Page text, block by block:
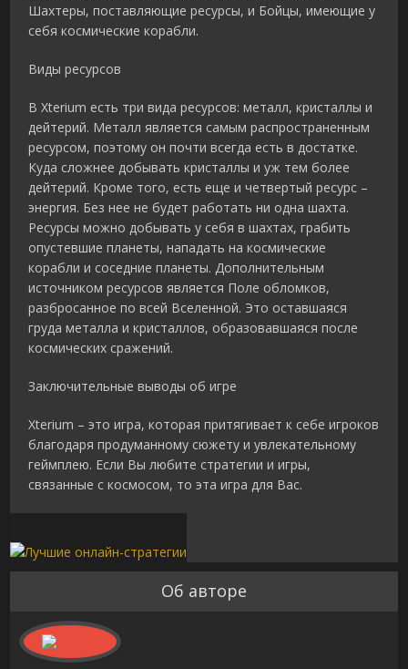
Шахтеры, поставляющие ресурсы, и Бойцы, имеющие у
себя космические корабли.
Виды ресурсов
В Xterium есть три вида ресурсов: металл, кристаллы и
дейтерий. Металл является самым распространенным
ресурсом, поэтому он почти всегда есть в достатке.
Куда сложнее добывать кристаллы и уж тем более
дейтерий. Кроме того, есть еще и четвертый ресурс –
энергия. Без нее не будет работать ни одна шахта.
Ресурсы можно добывать у себя в шахтах, грабить
опустевшие планеты, нападать на космические
корабли и соседние планеты. Дополнительным
источником ресурсов является Поле обломков,
разбросанное по всей Вселенной. Это оставшаяся
груда металла и кристаллов, образовавшаяся после
космических сражений.
Заключительные выводы об игре
Xterium – это игра, которая притягивает к себе игроков
благодаря продуманному сюжету и увлекательному
геймплею. Если Вы любите стратегии и игры,
связанные с космосом, то эта игра для Вас.
Об авторе